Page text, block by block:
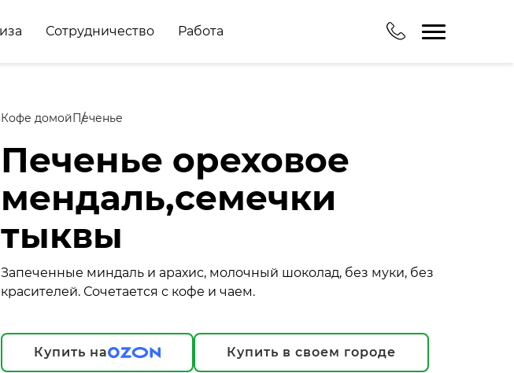
Сотрудничество Работа
Кофе домойПеченье
Печенье ореховое
мендаль,семечки
тыквы
Запеченные миндаль и арахис, молочный шоколад, без муки, без
красителей. Сочетается с кофе и чаем.
Купить на Купить в своем городе